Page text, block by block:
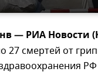
— РИА Новости
27 смертей от
РФ